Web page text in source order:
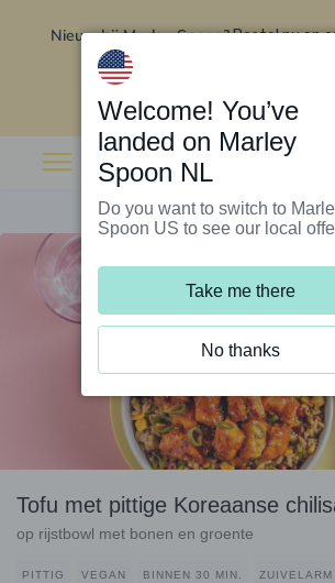
Nieuw bij Marley Spoon?Bestel nu en
Tofu met pittige Koreaanse
op rijstbowl met bonen en groente
PITTIG VEGAN BINNEN 30 MIN. ZUIVELARM
Welcome! You’ve
landed on Marley
Spoon NL
Do you want to switch to
Spoon US to see our local
Take me there
No thanks